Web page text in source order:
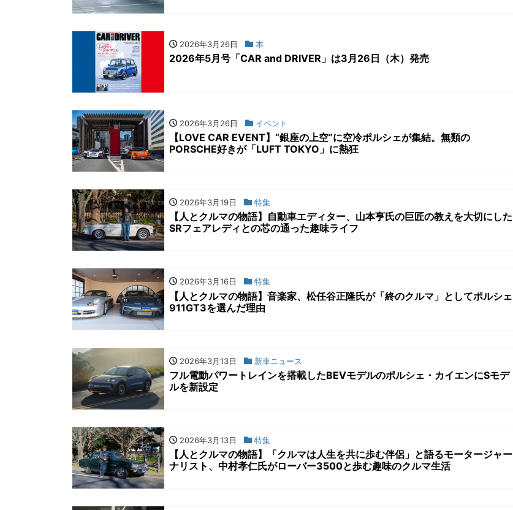
2026年3月26日 本
2026年5月号「CAR and DRIVER」は3月26日（木）発売
2026年3月26日 イベント
【LOVE CAR EVENT】“銀座の上空”に空冷ポルシェが集結。無類の
PORSCHE好きが「LUFT TOKYO」に熱狂
2026年3月19日 特集
【人とクルマの物語】自動車エディター、山本亨氏の巨匠の教えを大切にした
SRフェアレディとの芯の通った趣味ライフ
2026年3月16日 特集
【人とクルマの物語】音楽家、松任谷正隆氏が「終のクルマ」としてポルシェ
911GT3を選んだ理由
2026年3月13日 新車ニュース
フル電動パワートレインを搭載したBEVモデルのポルシェ・カイエンにSモデ
ルを新設定
2026年3月13日 特集
【人とクルマの物語】「クルマは人生を共に歩む伴侶」と語るモータージャー
ナリスト、中村孝仁氏がローバー3500と歩む趣味のクルマ生活